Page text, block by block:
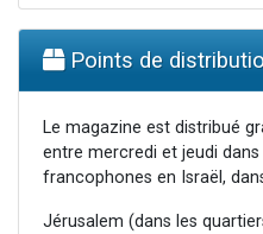
Points de
Le magazine est distribué
entre mercredi et jeudi
francophones en Israël,
Jérusalem (dans les